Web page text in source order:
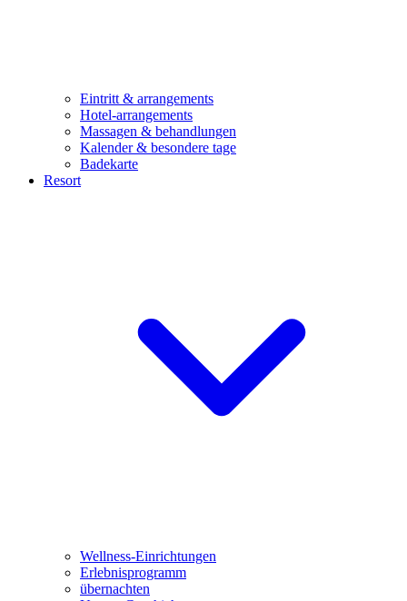
Eintritt & arrangements
Hotel-arrangements
Massagen & behandlungen
Kalender & besondere tage
Badekarte
Resort
Wellness-Einrichtungen
Erlebnisprogramm
übernachten